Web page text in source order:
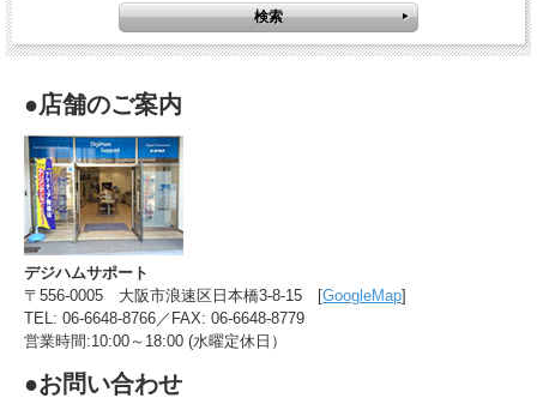
●店舗のご案内
デジハムサポート
〒556-0005 大阪市浪速区日本橋3-8-15 [GoogleMap]
TEL: 06-6648-8766／FAX: 06-6648-8779
営業時間:10:00～18:00 (水曜定休日）
●お問い合わせ